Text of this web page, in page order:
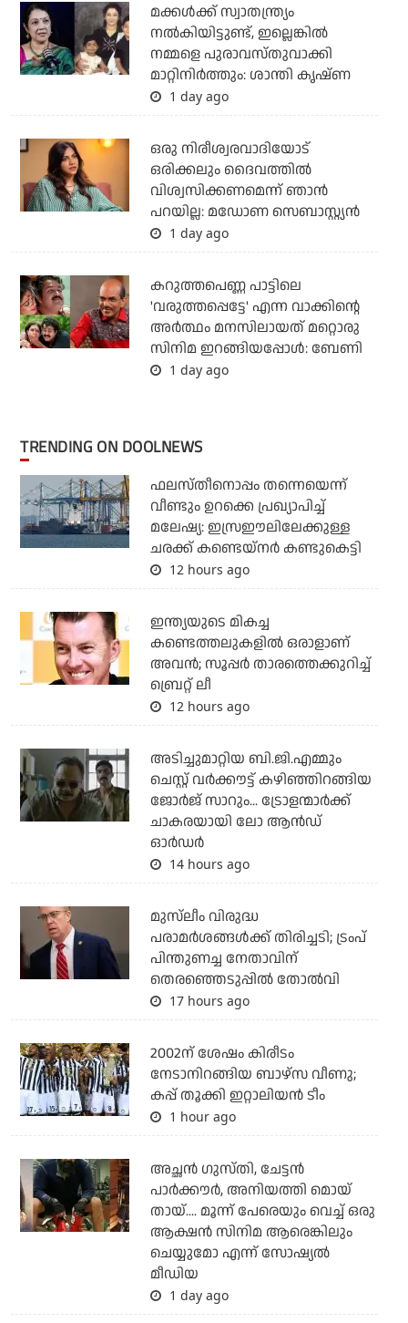
മക്കൾക്ക് സ്വാതന്ത്ര്യം
നൽകിയിട്ടുണ്ട്, ഇല്ലെങ്കിൽ
നമ്മളെ പുരാവസ്തുവാക്കി
മാറ്റിനിർത്തും: ശാന്തി കൃഷ്ണ
1 day ago
ഒരു നിരീശ്വരവാദിയോട്
ഒരിക്കലും ദൈവത്തിൽ
വിശ്വസിക്കണമെന്ന് ഞാൻ
പറയില്ല: മഡോണ സെബാസ്റ്റ്യൻ
1 day ago
കറുത്തപെണ്ണ പാട്ടിലെ
'വരുത്തപ്പെട്ടേ' എന്ന വാക്കിന്റെ
അർത്ഥം മനസിലായത് മറ്റൊരു
സിനിമ ഇറങ്ങിയപ്പോൾ: ബേണി
1 day ago
TRENDING ON DOOLNEWS
ഫലസ്തീനൊപ്പം തന്നെയെന്ന്
വീണ്ടും ഉറക്കെ പ്രഖ്യാപിച്ച്
മലേഷ്യ: ഇസ്രഈലിലേക്കുള്ള
ചരക്ക് കണ്ടെയ്‌നര്‍ കണ്ടുകെട്ടി
12 hours ago
ഇന്ത്യയുടെ മികച്ച
കണ്ടെത്തലുകളില്‍ ഒരാളാണ്
അവന്‍; സൂപ്പര്‍ താരത്തെക്കുറിച്ച്
ബ്രെറ്റ് ലീ
12 hours ago
അടിച്ചുമാറ്റിയ ബി.ജി.എമ്മും
ചെസ്റ്റ് വര്‍ക്കൗട്ട് കഴിഞ്ഞിറങ്ങിയ
ജോര്‍ജ് സാറും... ട്രോളന്മാര്‍ക്ക്
ചാകരയായി ലോ ആന്‍ഡ്
ഓര്‍ഡര്‍
14 hours ago
മുസ്‌ലീം വിരുദ്ധ
പരാമര്‍ശങ്ങള്‍ക്ക് തിരിച്ചടി; ട്രംപ്
പിന്തുണച്ച നേതാവിന്
തെരഞ്ഞെടുപ്പില്‍ തോല്‍വി
17 hours ago
2002ന് ശേഷം കിരീടം
നേടാനിറങ്ങിയ ബാഴ്സ വീണു;
കപ്പ് തൂക്കി ഇറ്റാലിയൻ ടീം
1 hour ago
അച്ഛന്‍ ഗുസ്തി, ചേട്ടന്‍
പാര്‍ക്കൗര്‍, അനിയത്തി മൊയ്
തായ്.... മൂന്ന് പേരെയും വെച്ച് ഒരു
ആക്ഷന്‍ സിനിമ ആരെങ്കിലും
ചെയ്യുമോ എന്ന് സോഷ്യല്‍
മീഡിയ
1 day ago